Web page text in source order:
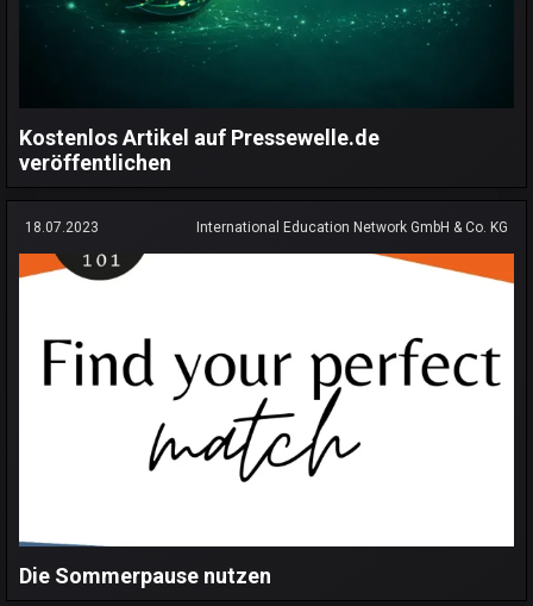
Kostenlos Artikel auf Pressewelle.de
veröffentlichen
18.07.2023 International Education Network GmbH & Co. KG
Die Sommerpause nutzen